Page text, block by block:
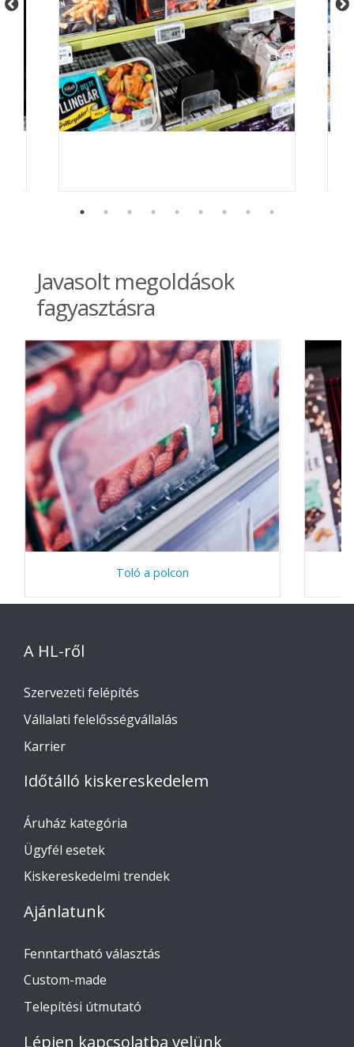
Javasolt megoldások
fagyasztásra
Toló a polcon
A HL-ről
Szervezeti felépítés
Vállalati felelősségvállalás
Karrier
Időtálló kiskereskedelem
Áruház kategória
Ügyfél esetek
Kiskereskedelmi trendek
Ajánlatunk
Fenntartható választás
Custom-made
Telepítési útmutató
Lépjen kapcsolatba velünk